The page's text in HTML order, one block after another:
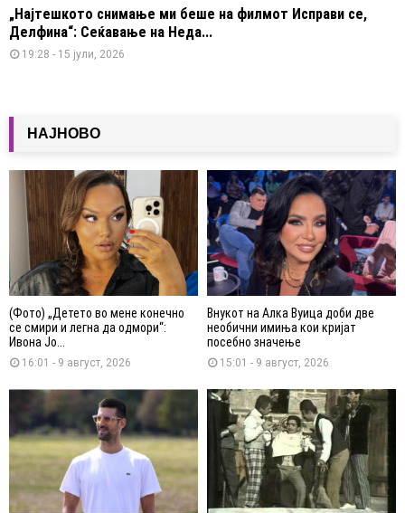
„Најтешкото снимање ми беше на филмот Исправи се,
Делфина“: Сеќавање на Неда...
19:28 - 15 јули, 2026
НАЈНОВО
(Фото) „Детето во мене конечно
се смири и легна да одмори“:
Ивона Јо...
16:01 - 9 август, 2026
Внукот на Алка Вуица доби две
необични имиња кои кријат
посебно значење
15:01 - 9 август, 2026